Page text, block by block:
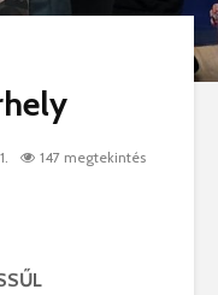
147 megtekintés